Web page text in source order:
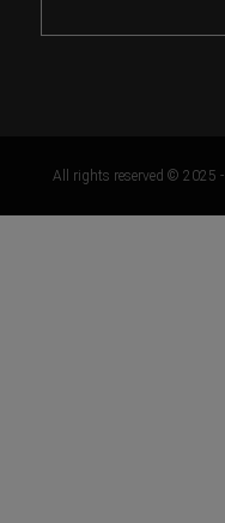
All rights reserved © 2025 -